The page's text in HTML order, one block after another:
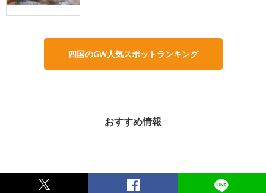
四国のGW人気スポットランキング
おすすめ情報